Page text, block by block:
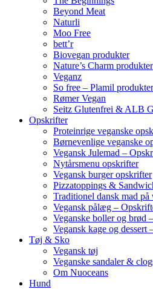
Beyond Meat
Naturli
Moo Free
bett’r
Biovegan produkter
Nature’s Charm produkter
Veganz
So free – Plamil produkter
Rømer Vegan
Seitz Glutenfrei & ALB
Opskrifter
Proteinrige veganske
Børnevenlige veganske
Vegansk Julemad –
Nytårsmenu opskrifter
Vegansk burger opskrifter
Pizzatoppings &
Traditionel dansk mad på
Vegansk pålæg –
Veganske boller og brød
Vegansk kage og dessert
Tøj & Sko
Vegansk tøj
Veganske sandaler &
Om Nuoceans
Hund